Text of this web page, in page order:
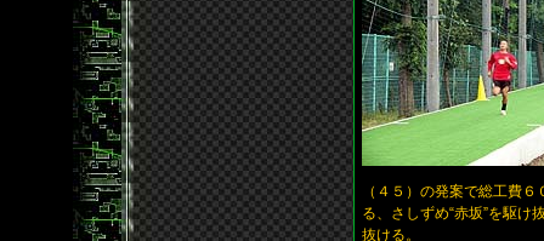
（４５）の発案で総工費
る、さしずめ“赤坂”を駆け
抜ける。